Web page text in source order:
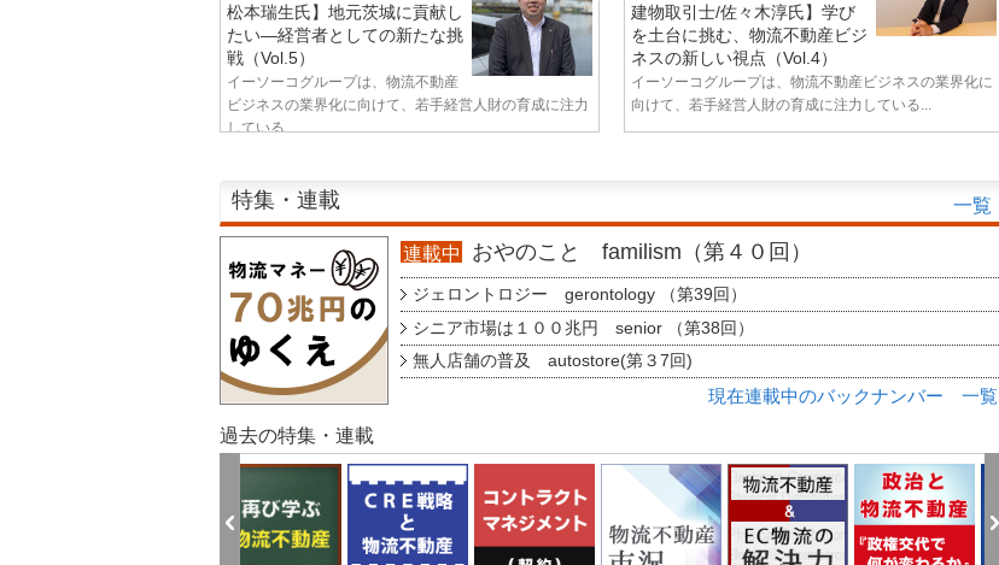
松本瑞生氏】地元茨城に貢献し
たい—経営者としての新たな挑
戦（Vol.5）
イーソーコグループは、物流不動産
ビジネスの業界化に向けて、若手経営人財の育成に注力
している...
建物取引士/佐々木淳氏】学び
を土台に挑む、物流不動産ビジ
ネスの新しい視点（Vol.4）
イーソーコグループは、物流不動産ビジネスの業界化に
向けて、若手経営人財の育成に注力している...
特集・連載 一覧
連載中 おやのこと familism（第４０回）
ジェロントロジー gerontology （第39回）
シニア市場は１００兆円 senior （第38回）
無人店舗の普及 autostore(第３7回)
現在連載中のバックナンバー 一覧
過去の特集・連載